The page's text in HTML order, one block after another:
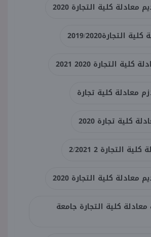
معادلة كلية التجارة 2020
التجارة2019/2020
التجارة 2020 2021
معادلة كلية تجارة
كلية تجارة 2020
التجارة 2 2/2021
معادلة كلية التجارة 2020
معادلة كلية التجارة جامعة